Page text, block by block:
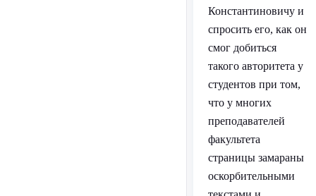
Константиновичу и
спросить его, как он
смог добиться
такого авторитета у
студентов при том,
что у многих
преподавателей
факультета
страницы замараны
оскорбительными